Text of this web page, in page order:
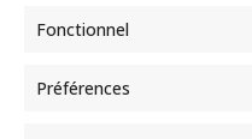
Fonctionnel
Préférences
Customer Information
Information for Candidates